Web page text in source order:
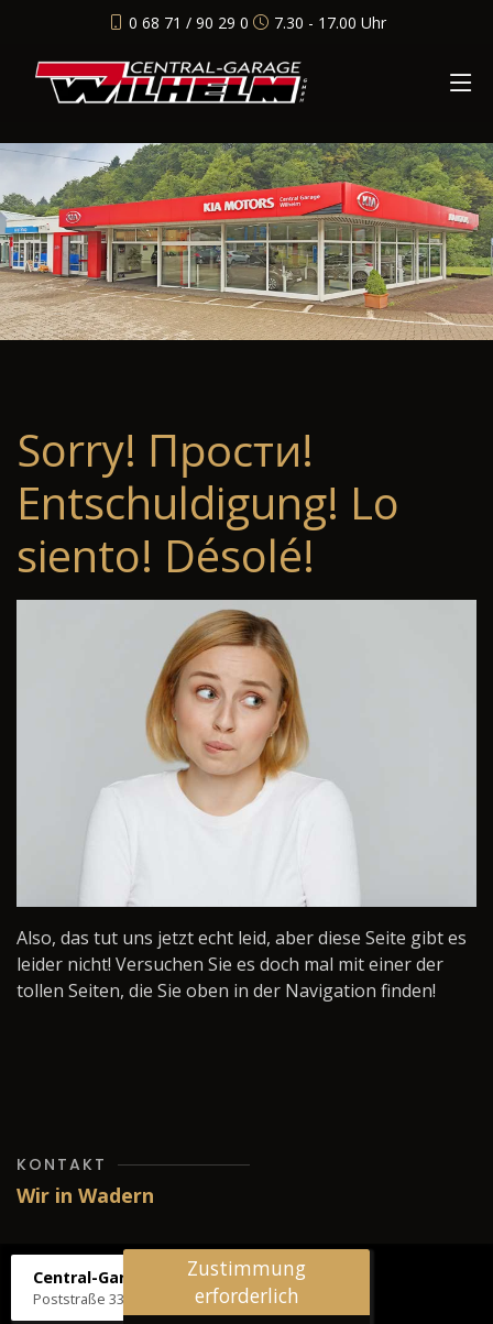
0 68 71 / 90 29 0 7.30 - 17.00 Uhr
Sorry! Прости!
Entschuldigung! Lo
siento! Désolé!
Also, das tut uns jetzt echt leid, aber diese Seite gibt es
leider nicht! Versuchen Sie es doch mal mit einer der
tollen Seiten, die Sie oben in der Navigation finden!
KONTAKT
Wir in Wadern
Central-Garage H. Wilhelm
Poststraße 33, 66687 Wadern
Zustimmung
erforderlich